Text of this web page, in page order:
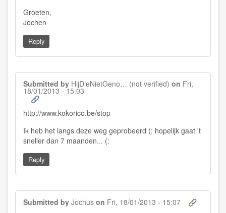
Groeten,
Jochen
Reply
Submitted by HijDieNietGeno… (not verified) on Fri,
18/01/2013 - 15:03
http://www.kokorico.be/stop
Ik heb het langs deze weg geprobeerd (: hopelijk gaat 't
sneller dan 7 maanden... (:
Reply
Submitted by Jochus on Fri, 18/01/2013 - 15:07